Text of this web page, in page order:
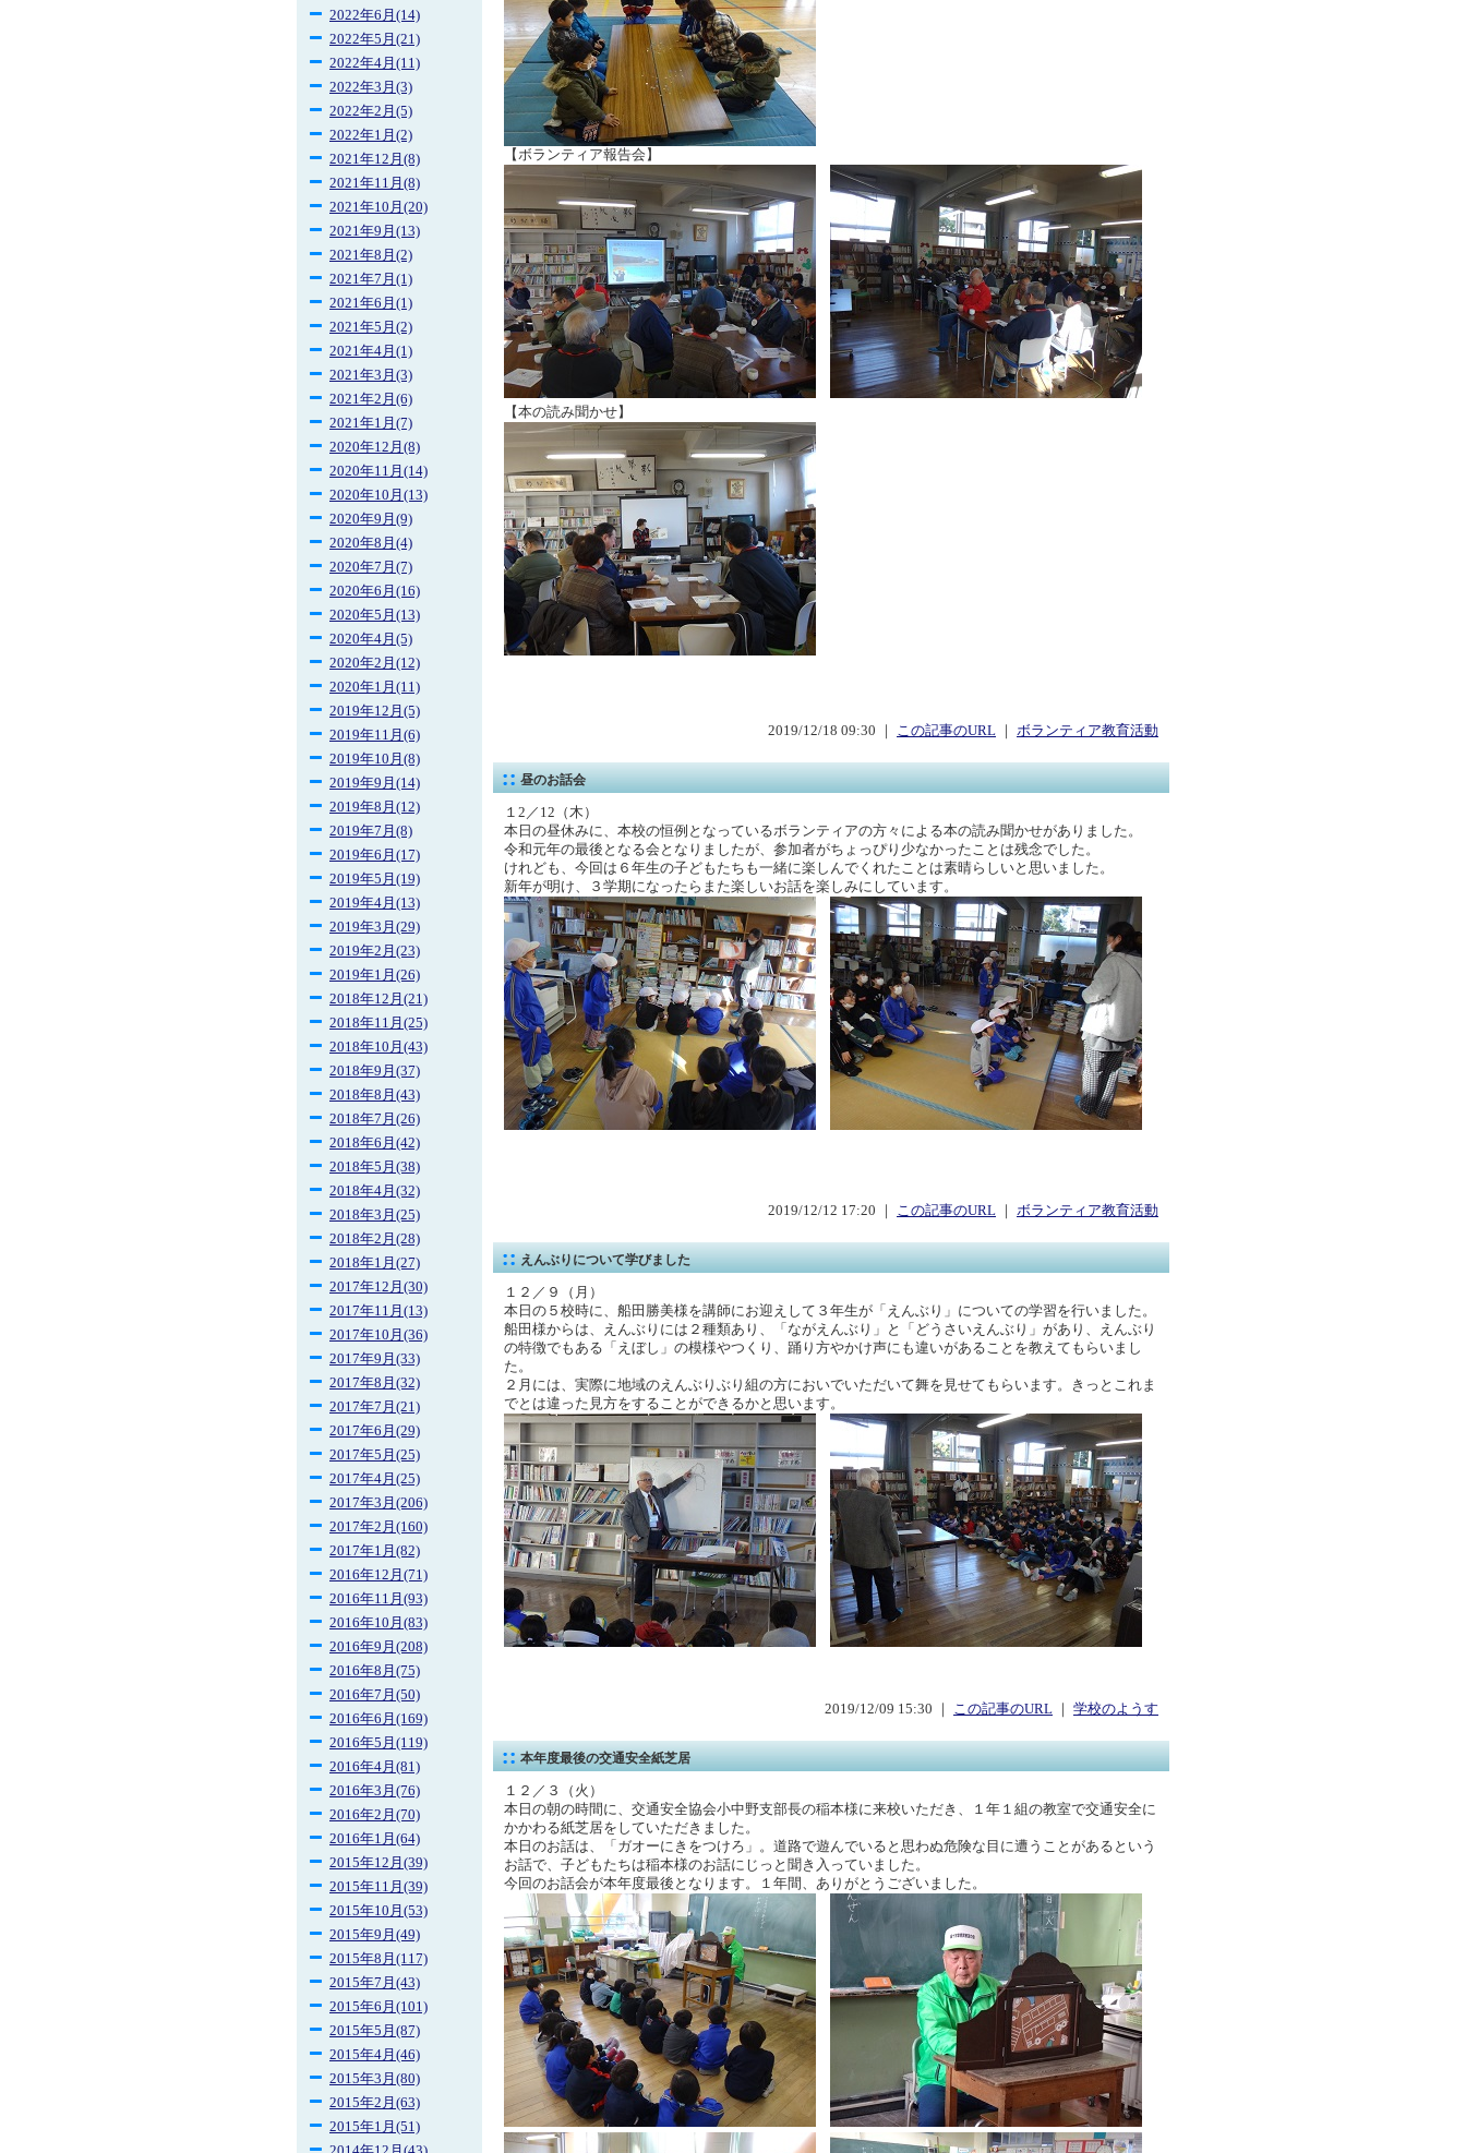
2022年6月(14)
2022年5月(21)
2022年4月(11)
2022年3月(3)
2022年2月(5)
2022年1月(2)
2021年12月(8)
2021年11月(8)
2021年10月(20)
2021年9月(13)
2021年8月(2)
2021年7月(1)
2021年6月(1)
2021年5月(2)
2021年4月(1)
2021年3月(3)
2021年2月(6)
2021年1月(7)
2020年12月(8)
2020年11月(14)
2020年10月(13)
2020年9月(9)
2020年8月(4)
2020年7月(7)
2020年6月(16)
2020年5月(13)
2020年4月(5)
2020年2月(12)
2020年1月(11)
2019年12月(5)
2019年11月(6)
2019年10月(8)
2019年9月(14)
2019年8月(12)
2019年7月(8)
2019年6月(17)
2019年5月(19)
2019年4月(13)
2019年3月(29)
2019年2月(23)
2019年1月(26)
2018年12月(21)
2018年11月(25)
2018年10月(43)
2018年9月(37)
2018年8月(43)
2018年7月(26)
2018年6月(42)
2018年5月(38)
2018年4月(32)
2018年3月(25)
2018年2月(28)
2018年1月(27)
2017年12月(30)
2017年11月(13)
2017年10月(36)
2017年9月(33)
2017年8月(32)
2017年7月(21)
2017年6月(29)
2017年5月(25)
2017年4月(25)
2017年3月(206)
2017年2月(160)
2017年1月(82)
2016年12月(71)
2016年11月(93)
2016年10月(83)
2016年9月(208)
2016年8月(75)
2016年7月(50)
2016年6月(169)
2016年5月(119)
2016年4月(81)
2016年3月(76)
2016年2月(70)
2016年1月(64)
2015年12月(39)
2015年11月(39)
2015年10月(53)
2015年9月(49)
2015年8月(117)
2015年7月(43)
2015年6月(101)
2015年5月(87)
2015年4月(46)
2015年3月(80)
2015年2月(63)
2015年1月(51)
【ボランティア報告会】
【本の読み聞かせ】
2019/12/18 09:30 ｜ この記事のURL ボランティア教育活動
昼のお話会
１2／12（木）
本日の昼休みに、本校の恒例となっているボランティアの方々による本の読み聞かせがありました。
令和元年の最後となる会となりましたが、参加者がちょっぴり少なかったことは残念でした。
けれども、今回は６年生の子どもたちも一緒に楽しんでくれたことは素晴らしいと思いました。
新年が明け、３学期になったらまた楽しいお話を楽しみにしています。
2019/12/12 17:20 ｜ この記事のURL ボランティア教育活動
えんぶりについて学びました
１２／９（月）
本日の５校時に、船田勝美様を講師にお迎えして３年生が「えんぶり」についての学習を行いました。
船田様からは、えんぶりには２種類あり、「ながえんぶり」と「どうさいえんぶり」があり、えんぶり
の特徴でもある「えぼし」の模様やつくり、踊り方やかけ声にも違いがあることを教えてもらいまし
た。
２月には、実際に地域のえんぶりぶり組の方においでいただいて舞を見せてもらいます。きっとこれま
でとは違った見方をすることができるかと思います。
2019/12/09 15:30 ｜ この記事のURL 学校のようす
本年度最後の交通安全紙芝居
１２／３（火）
本日の朝の時間に、交通安全協会小中野支部長の稲本様に来校いただき、１年１組の教室で交通安全に
かかわる紙芝居をしていただきました。
本日のお話は、「ガオーにきをつけろ」。道路で遊んでいると思わぬ危険な目に遭うことがあるという
お話で、子どもたちは稲本様のお話にじっと聞き入っていました。
今回のお話会が本年度最後となります。１年間、ありがとうございました。